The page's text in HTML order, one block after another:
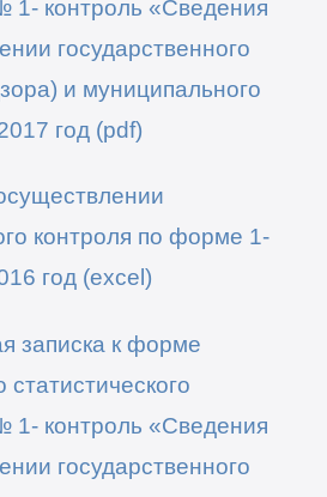
1- контроль «Сведения
государственного
и муниципального
год (pdf)
контроля по форме 1-
год (excel)
записка к форме
1- контроль «Сведения
государственного